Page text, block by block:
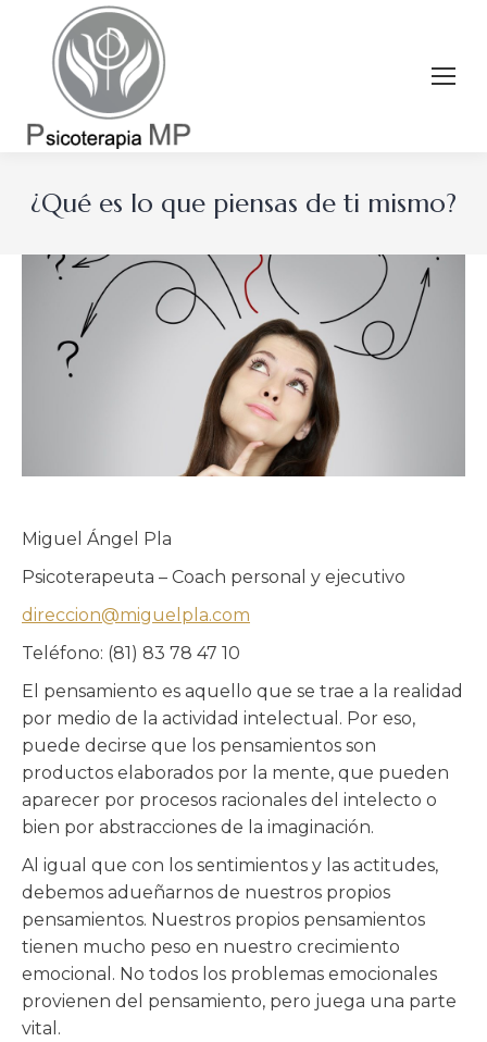
¿Qué es lo que piensas de ti mismo?
Miguel Ángel Pla
Psicoterapeuta – Coach personal y ejecutivo
direccion@miguelpla.com
Teléfono: (81) 83 78 47 10
El pensamiento es aquello que se trae a la realidad
por medio de la actividad intelectual. Por eso,
puede decirse que los pensamientos son
productos elaborados por la mente, que pueden
aparecer por procesos racionales del intelecto o
bien por abstracciones de la imaginación.
Al igual que con los sentimientos y las actitudes,
debemos adueñarnos de nuestros propios
pensamientos. Nuestros propios pensamientos
tienen mucho peso en nuestro crecimiento
emocional. No todos los problemas emocionales
provienen del pensamiento, pero juega una parte
vital.